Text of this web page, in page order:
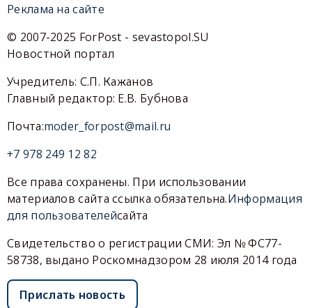
Реклама на сайте
© 2007-2025 ForPost - sevastopol.SU
Новостной портал
Учредитель: С.П. Кажанов
Главный редактор: Е.В. Бубнова
Почта:moder_forpost@mail.ru
+7 978 249 12 82
Все права сохранены. При использовании
материалов сайта ссылка обязательна.Информация
для пользователейсайта
Свидетельство о регистрации СМИ: Эл № ФС77-
58738, выдано Роскомнадзором 28 июля 2014 года
Прислать новость